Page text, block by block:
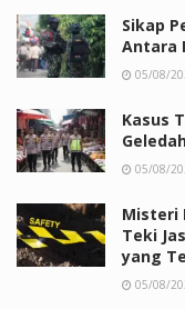
Sikap
Antara
05/08/
Kasus
05/08/
Misteri
Teki
yang
05/08/